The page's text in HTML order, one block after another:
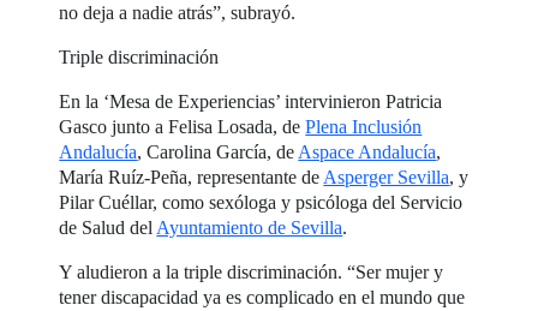
no deja a nadie atrás”, subrayó.
Triple discriminación
En la ‘Mesa de Experiencias’ intervinieron Patricia
Gasco junto a Felisa Losada, dePlena Inclusión
Andalucía, Carolina García, de Aspace Andalucía,
María Ruíz-Peña, representante de Asperger Sevilla, y
Pilar Cuéllar, como sexóloga y psicóloga del Servicio
de Salud del Ayuntamiento de Sevilla.
Y aludieron a la triple discriminación. “Ser mujer y
tener discapacidad ya es complicado en el mundo que